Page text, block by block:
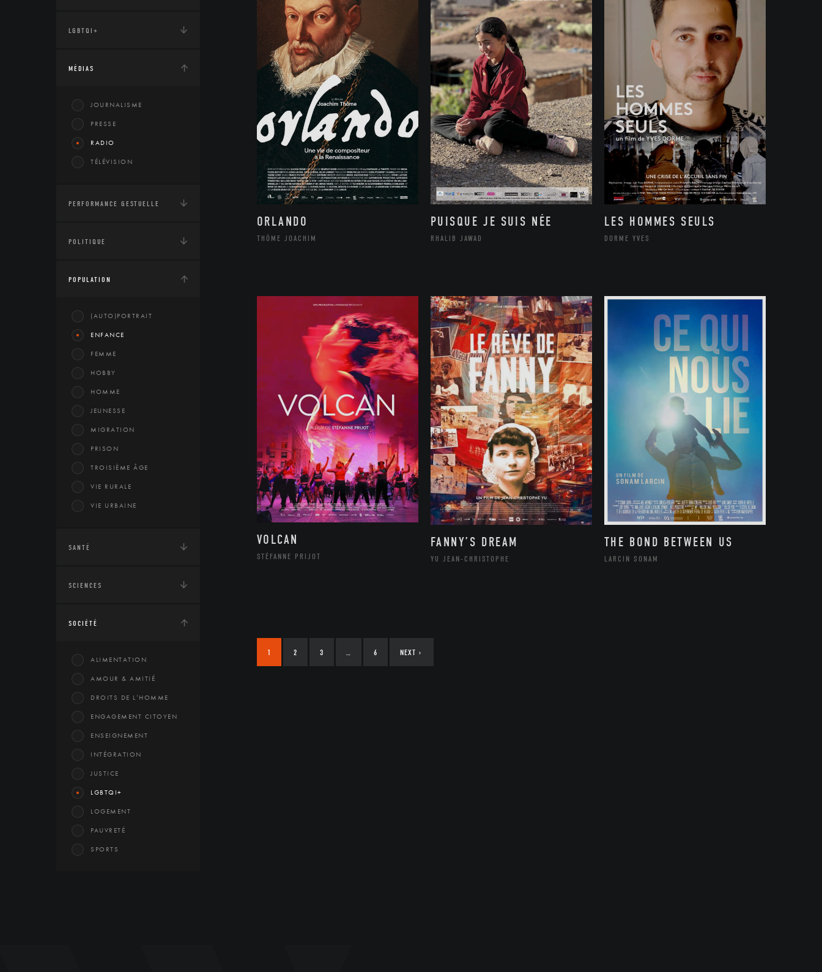
LGBTQI+
MÉDIAS
JOURNALISME
PRESSE
RADIO
TÉLÉVISION
PERFORMANCE GESTUELLE
POLITIQUE
POPULATION
(AUTO)PORTRAIT
ENFANCE
FEMME
HOBBY
HOMME
JEUNESSE
MIGRATION
PRISON
TROISIÈME ÂGE
VIE RURALE
VIE URBAINE
SANTÉ
SCIENCES
SOCIÉTÉ
ALIMENTATION
AMOUR & AMITIÉ
DROITS DE L’HOMME
ENGAGEMENT CITOYEN
ENSEIGNEMENT
INTÉGRATION
JUSTICE
LGBTQI+
LOGEMENT
PAUVRETÉ
SPORTS
ORLANDO
THÔME JOACHIM
PUISQUE JE SUIS NÉE
RHALIB JAWAD
LES HOMMES SEULS
DORME YVES
VOLCAN
STÉFANNE PRIJOT
FANNY’S DREAM
YU JEAN-CHRISTOPHE
THE BOND BETWEEN US
LARCIN SONAM
1 2 3 6 NEXT ›